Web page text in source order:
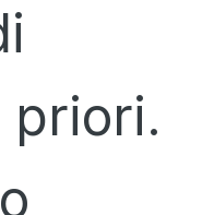
priori.